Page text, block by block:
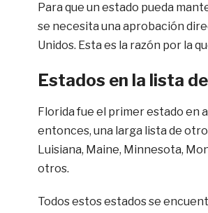
Para que un estado pueda
se necesita una aprobación
Unidos. Esta es la razón por la
Estados en la lista
Florida fue el primer estado en
entonces, una larga lista de
Luisiana, Maine, Minnesota,
otros.
Todos estos estados se